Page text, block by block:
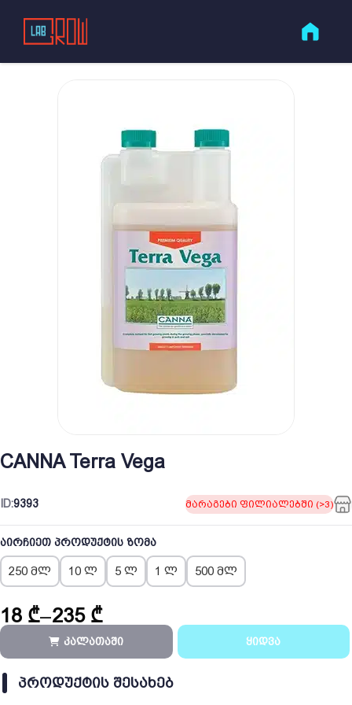
CANNA Terra Vega
ID:9393 მარაგები ფილიალებში (>3)
აირჩიეთ პროდუქტის ზომა
250 მლ 10 ლ 5 ლ 1 ლ 500 მლ
18 ₾–235 ₾
Price
range:
18 ₾
through
235 ₾
კალათაში ყიდვა
ᲞᲠᲝᲓᲣᲥᲢᲘᲡ ᲨᲔᲡᲐᲮᲔᲑ